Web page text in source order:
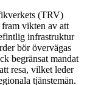
(TRV)
vikten av att
infrastruktur
bör övervägas
begränsat mandat
resa, vilket leder
tjänstemän.